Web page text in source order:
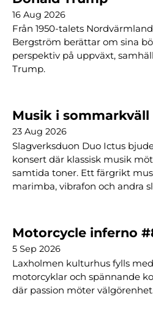
16 Aug 2026
Från 1950-talets
Bergström berättar om sina
perspektiv på uppväxt,
Trump.
Musik i sommarkväll
23 Aug 2026
Slagverksduon Duo Ictus
konsert där klassisk musik
samtida toner. Ett färgrikt
marimba, vibrafon och andra
Motorcycle inferno
5 Sep 2026
Laxholmen kulturhus fylls
motorcyklar och spännande
där passion möter välgörenhet.